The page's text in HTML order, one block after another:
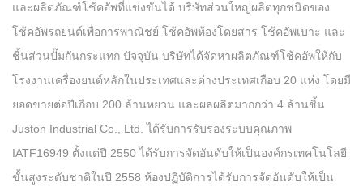
และผลิตภัณฑ์โช้คอัพที่แข่งขันได้ บริษัทส่วนใหญ่ผลิตทุกชนิดของ
โช้คอัพรถยนต์เพื่อการพาณิชย์ โช้คอัพห้องโดยสาร โช้คอัพเบาะ และ
ชิ้นส่วนปั๊มกันกระแทก ปัจจุบัน บริษัทได้จัดหาผลิตภัณฑ์โช้คอัพให้กับ
โรงงานเครื่องยนต์หลักในประเทศและต่างประเทศเกือบ 20 แห่ง โดยมี
ยอดขายต่อปีเกือบ 200 ล้านหยวน และผลผลิตมากกว่า 4 ล้านชิ้น
Juston Industrial Co., Ltd. ได้รับการรับรองระบบคุณภาพ
IATF16949 ตั้งแต่ปี 2550 ได้รับการจัดอันดับให้เป็นองค์กรเทคโนโลยี
ขั้นสูงระดับชาติในปี 2558 ห้องปฏิบัติการได้รับการจัดอันดับให้เป็น